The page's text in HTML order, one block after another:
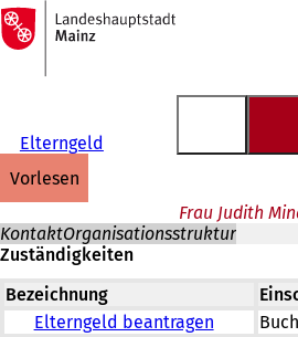
Inhalt anspringen
Zur
Startseite
Elterngeld
vorlesen
Frau Judith
KontaktOrganisationsstruktur
Zuständigkeiten
Bezeichnung
Elterngeld beantragen